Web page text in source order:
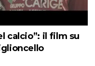
calcio”: il film su